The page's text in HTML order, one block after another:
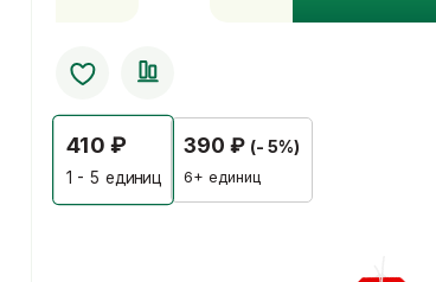
капсулах
средство
от
300
болезней
410 ₽
1 - 5 единиц
390 ₽ (- 5%)
6+ единиц